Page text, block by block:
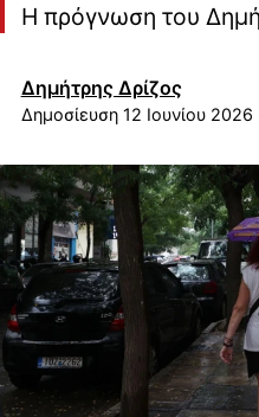
Η πρόγνωση του
Δημήτρης Δρίζος
12 Ιουνίου 2026